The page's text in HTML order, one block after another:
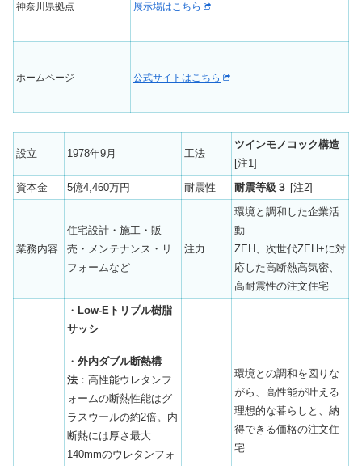
神奈川県拠点 展示場はこちら
ホームページ 公式サイトはこちら
設立 1978年9月 工法
ツインモノコック構造
[注1]
資本金
5億4,460万円 耐震性 耐震等級３ [注2]
業務内容
住宅設計・施工・販
売・メンテナンス・リ
フォームなど
注力
環境と調和した企業活
動
ZEH、次世代ZEH+に対
応した高断熱高気密、
高耐震性の注文住宅
・ Low-Eトリプル樹脂
サッシ
・ 外内ダブル断熱構
法 ：高性能ウレタンフ
ォームの断熱性能はグ
ラスウールの約2倍。内
断熱には厚さ最大
140mmのウレタンフォ
環境との調和を図りな
がら、高性能が叶える
理想的な暮らしと、納
得できる価格の注文住
宅